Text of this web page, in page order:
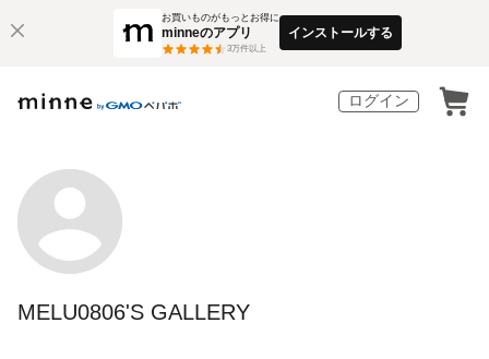
お買いものがもっとお得に
minneのアプリ
3万件以上
インストールする
ログイン
MELU0806'S GALLERY